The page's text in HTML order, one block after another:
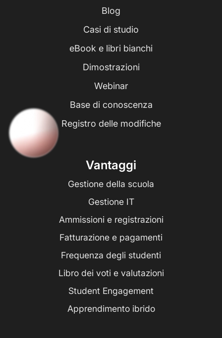
Blog
Casi di studio
eBook e libri bianchi
Dimostrazioni
Webinar
Base di conoscenza
Registro delle modifiche
Vantaggi
Gestione della scuola
Gestione IT
Ammissioni e registrazioni
Fatturazione e pagamenti
Frequenza degli studenti
Libro dei voti e valutazioni
Student Engagement
Apprendimento ibrido